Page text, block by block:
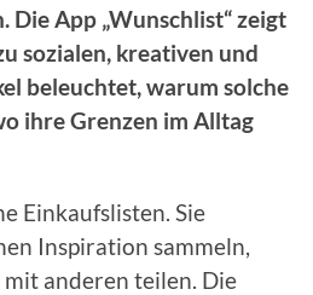
App „Wunschlist“ zeigt
sozialen, kreativen und
beleuchtet, warum solche
ihre Grenzen im Alltag
Einkaufslisten. Sie
Inspiration sammeln,
anderen teilen. Die